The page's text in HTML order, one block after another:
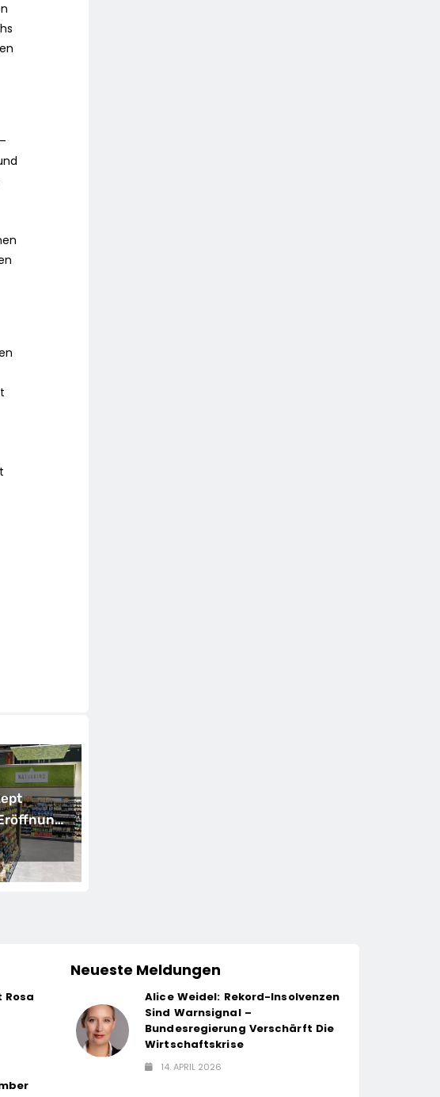
Welt
Stellenportals Im Jobiqo-
Netzwerk
Neueste Meldungen
Alice Weidel: Rekord-Insolvenzen
Sind Warnsignal –
Bundesregierung Verschärft Die
Wirtschaftskrise
14. APRIL 2026